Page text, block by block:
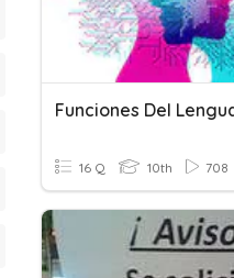
Funciones Del
16 Q 10th 708